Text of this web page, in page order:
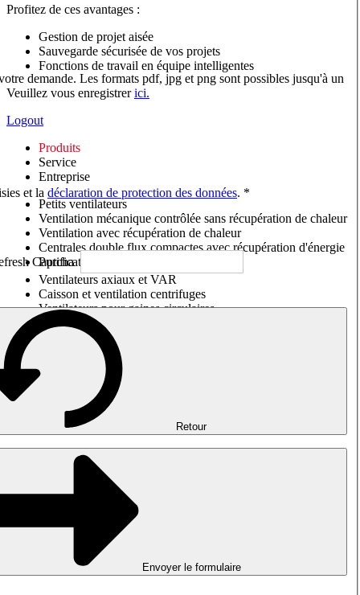
Profitez de ces avantages :
Gestion de projet aisée
Sauvegarde sécurisée de vos projets
Fonctions de travail en équipe intelligentes
Veuillez vous enregistrerici.
Logout
Produits
Service
Entreprise
Petits ventilateurs
Ventilation mécanique contrôlée sans récupération de chaleur
Ventilation avec récupération de chaleur
Centrales double flux compactes avec récupération d'énergie
Purificateurs d'air/Moniteurs CO
Ventilateurs axiaux et VAR
Caisson et ventilation centrifuges
Ventilateurs pour gaines circulaires
Ventilateurs pour gaines rectangulaires
Tourelles de toiture
Désenfumage, détection incendie et ventilation de parking
Ventilateurs antidéflagrants
Mesurer. Contrôler. Réguler.
Traitement d'air
Accessoires aérauliques
demande. Les formats pdf, jpg et png sont possibles jusqu'à un
et la déclaration de protection des données. *
Retour
Envoyer le formulaire